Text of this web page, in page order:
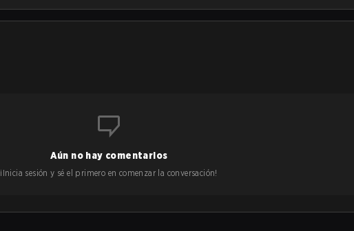
Aún no hay comentarios
¡Inicia sesión y sé el primero en comenzar la conversación!